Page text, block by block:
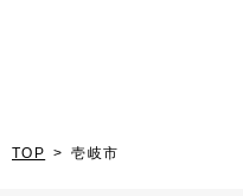
TOP 壱岐市